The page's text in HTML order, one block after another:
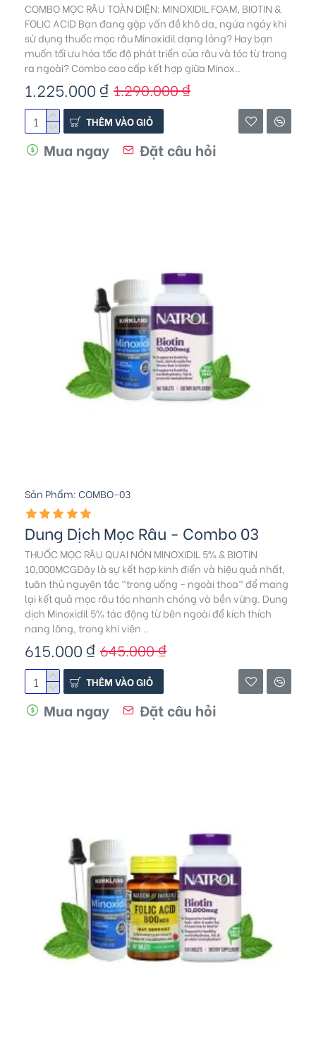
COMBO MỌC RÂU TOÀN DIỆN: MINOXIDIL FOAM, BIOTIN &
FOLIC ACID Bạn đang gặp vấn đề khô da, ngứa ngáy khi
sử dụng thuốc mọc râu Minoxidil dạng lỏng? Hay bạn
muốn tối ưu hóa tốc độ phát triển của râu và tóc từ trong
ra ngoài? Combo cao cấp kết hợp giữa Minox..
1.225.000 ₫ 1.290.000 ₫
THÊM VÀO GIỎ
Mua ngay Đặt câu hỏi
Sản Phẩm:COMBO-03
Dung Dịch Mọc Râu - Combo 03
THUỐC MỌC RÂU QUAI NÓN MINOXIDIL 5% & BIOTIN
10,000MCGĐây là sự kết hợp kinh điển và hiệu quả nhất,
tuân thủ nguyên tắc "trong uống - ngoài thoa" để mang
lại kết quả mọc râu tóc nhanh chóng và bền vững. Dung
dịch Minoxidil 5% tác động từ bên ngoài để kích thích
nang lông, trong khi viên ..
615.000 ₫ 645.000 ₫
THÊM VÀO GIỎ
Mua ngay Đặt câu hỏi